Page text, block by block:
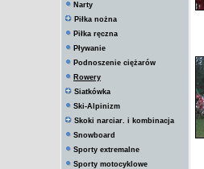
Narty
Piłka nożna
Piłka ręczna
Pływanie
Podnoszenie ciężarów
Rowery
Siatkówka
Ski-Alpinizm
Skoki narciar. i kombinacja
Snowboard
Sporty extremalne
Sporty motocyklowe